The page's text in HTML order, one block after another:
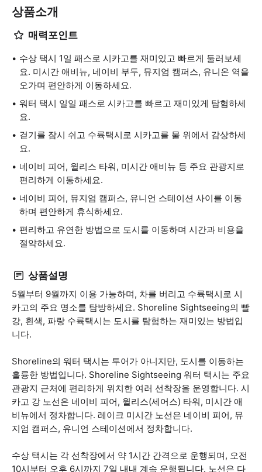
상품소개
매력포인트
수상 택시 1일 패스로 시카고를 재미있고 빠르게 둘러보세
요. 미시간 애비뉴, 네이비 부두, 뮤지엄 캠퍼스, 유니온 역을
오가며 편안하게 이동하세요.
워터 택시 일일 패스로 시카고를 빠르고 재미있게 탐험하세
요.
걷기를 잠시 쉬고 수륙택시로 시카고를 물 위에서 감상하세
요.
네이비 피어, 윌리스 타워, 미시간 애비뉴 등 주요 관광지로
편리하게 이동하세요.
네이비 피어, 뮤지엄 캠퍼스, 유니언 스테이션 사이를 이동
하며 편안하게 휴식하세요.
편리하고 유연한 방법으로 도시를 이동하며 시간과 비용을
절약하세요.
상품설명
5월부터 9월까지 이용 가능하며, 차를 버리고 수륙택시로 시
카고의 주요 명소를 탐방하세요. Shoreline Sightseeing의 빨
강, 흰색, 파랑 수륙택시는 도시를 탐험하는 재미있는 방법입
니다.
Shoreline의 워터 택시는 투어가 아니지만, 도시를 이동하는
훌륭한 방법입니다. Shoreline Sightseeing 워터 택시는 주요
관광지 근처에 편리하게 위치한 여러 선착장을 운영합니다. 시
카고 강 노선은 네이비 피어, 윌리스(세어스) 타워, 미시간 애
비뉴에서 정차합니다. 레이크 미시간 노선은 네이비 피어, 뮤
지엄 캠퍼스, 유니언 스테이션에서 정차합니다.
수상 택시는 각 선착장에서 약 1시간 간격으로 운행되며, 오전
10시부터 오후 6시까지 7일 내내 계속 운행됩니다. 노선은 다